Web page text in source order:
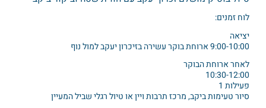
לוח זמנים:
יציאה
9:00-10:00 ארוחת בוקר עשירה בזיכרון יעקב למול נוף
לאחר ארוחת הבוקר
10:30-12:00
פעילות 1
סיור טעימות ביקב, מרכז תרבות ויין או טיול רגלי שביל המעיין